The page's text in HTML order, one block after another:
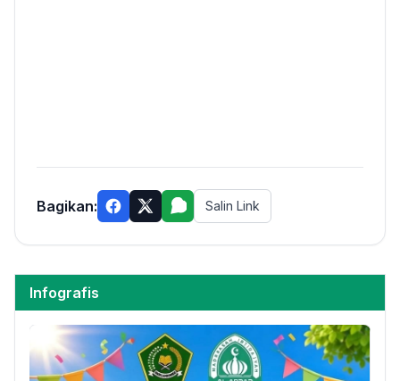
Bagikan: Salin Link
Infografis